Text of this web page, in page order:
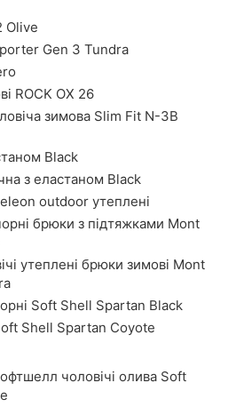
Olive
Gen 3 Tundra
ROCK OX 26
зимова Slim Fit N-3B
Black
з еластаном Black
outdoor утеплені
брюки з підтяжками Mont
утеплені брюки зимові Mont
Soft Shell Spartan Black
Shell Spartan Coyote
чоловічі олива Soft